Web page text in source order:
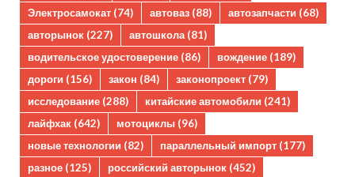
Электросамокат (74) автоваз (88) автозапчасти (68)
авторынок (227) автошкола (81)
водительское удостоверение (86) вождение (189)
дороги (156) закон (84) законопроект (79)
исследование (288) китайские автомобили (241)
лайфхак (642) мотоциклы (96)
новые технологии (82) параллельный импорт (177)
разное (125) российский авторынок (452)